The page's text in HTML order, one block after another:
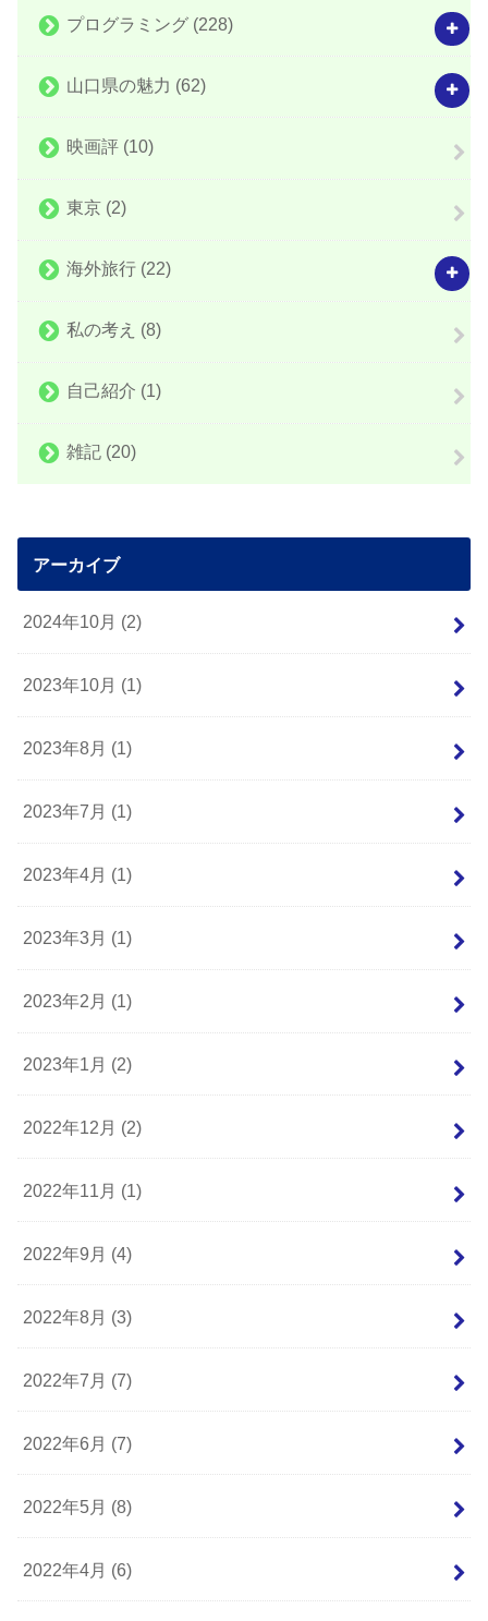
プログラミング (228)
山口県の魅力 (62)
映画評 (10)
東京 (2)
海外旅行 (22)
私の考え (8)
自己紹介 (1)
雑記 (20)
アーカイブ
2024年10月 (2)
2023年10月 (1)
2023年8月 (1)
2023年7月 (1)
2023年4月 (1)
2023年3月 (1)
2023年2月 (1)
2023年1月 (2)
2022年12月 (2)
2022年11月 (1)
2022年9月 (4)
2022年8月 (3)
2022年7月 (7)
2022年6月 (7)
2022年5月 (8)
2022年4月 (6)